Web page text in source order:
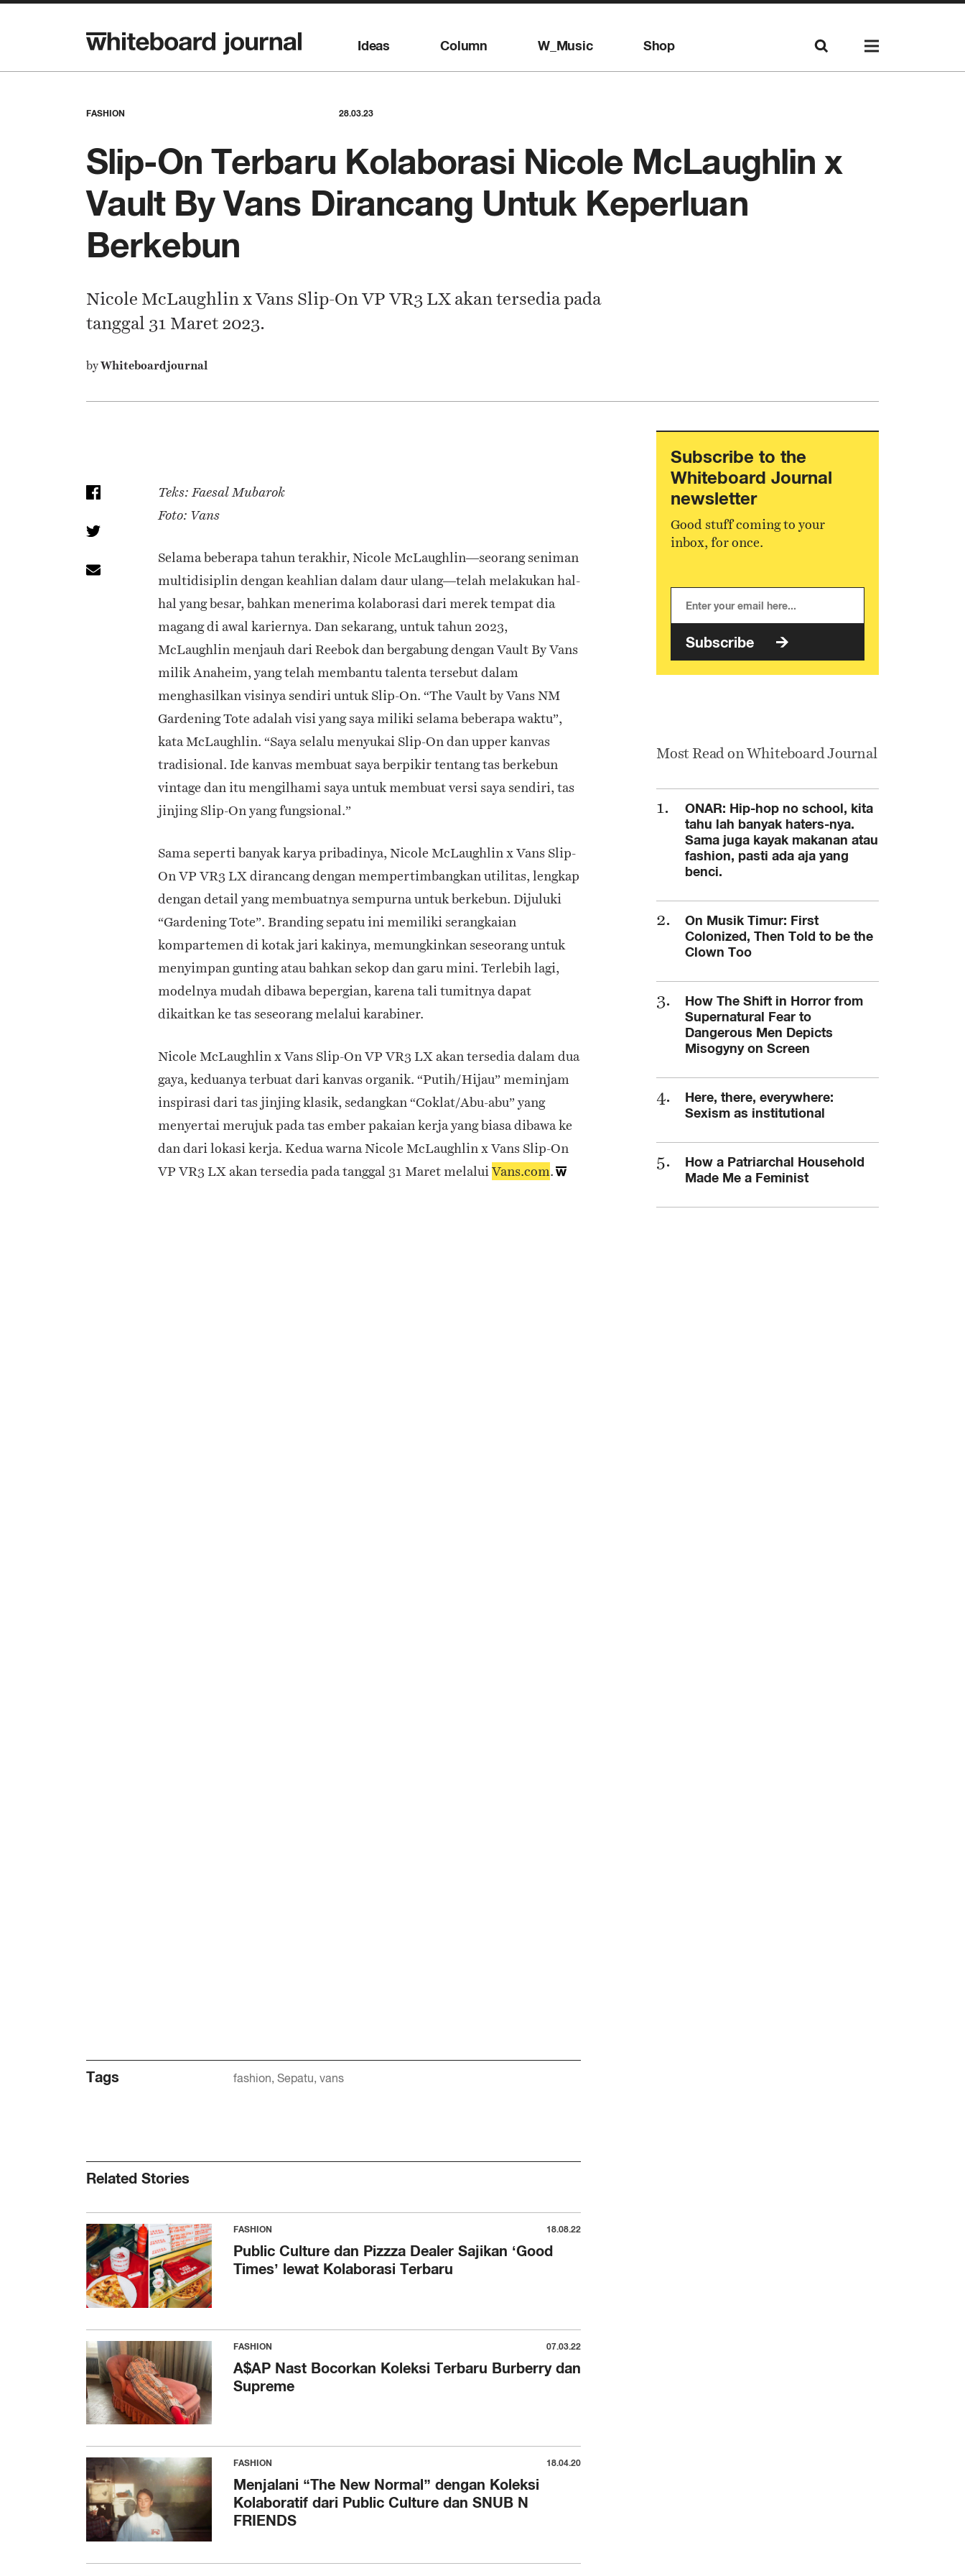
Ideas Column W_Music Shop
FASHION 28.03.23
Slip-On Terbaru Kolaborasi Nicole McLaughlin x
Vault By Vans Dirancang Untuk Keperluan
Berkebun
Nicole McLaughlin x Vans Slip-On VP VR3 LX akan tersedia pada
tanggal 31 Maret 2023.
byWhiteboardjournal
Teks: Faesal Mubarok
Foto: Vans
Selama beberapa tahun terakhir, Nicole McLaughlin—seorang seniman
multidisiplin dengan keahlian dalam daur ulang—telah melakukan hal-
hal yang besar, bahkan menerima kolaborasi dari merek tempat dia
magang di awal kariernya. Dan sekarang, untuk tahun 2023,
McLaughlin menjauh dari Reebok dan bergabung dengan Vault By Vans
milik Anaheim, yang telah membantu talenta tersebut dalam
menghasilkan visinya sendiri untuk Slip-On. “The Vault by Vans NM
Gardening Tote adalah visi yang saya miliki selama beberapa waktu”,
kata McLaughlin. “Saya selalu menyukai Slip-On dan upper kanvas
tradisional. Ide kanvas membuat saya berpikir tentang tas berkebun
vintage dan itu mengilhami saya untuk membuat versi saya sendiri, tas
jinjing Slip-On yang fungsional.”
Sama seperti banyak karya pribadinya, Nicole McLaughlin x Vans Slip-
On VP VR3 LX dirancang dengan mempertimbangkan utilitas, lengkap
dengan detail yang membuatnya sempurna untuk berkebun. Dijuluki
“Gardening Tote”. Branding sepatu ini memiliki serangkaian
kompartemen di kotak jari kakinya, memungkinkan seseorang untuk
menyimpan gunting atau bahkan sekop dan garu mini. Terlebih lagi,
modelnya mudah dibawa bepergian, karena tali tumitnya dapat
dikaitkan ke tas seseorang melalui karabiner.
Nicole McLaughlin x Vans Slip-On VP VR3 LX akan tersedia dalam dua
gaya, keduanya terbuat dari kanvas organik. “Putih/Hijau” meminjam
inspirasi dari tas jinjing klasik, sedangkan “Coklat/Abu-abu” yang
menyertai merujuk pada tas ember pakaian kerja yang biasa dibawa ke
dan dari lokasi kerja. Kedua warna Nicole McLaughlin x Vans Slip-On
VP VR3 LX akan tersedia pada tanggal 31 Maret melaluiVans.com.
Tags fashion Sepatu vans
Related Stories
FASHION 18.08.22
Public Culture dan Pizzza Dealer Sajikan ‘Good
Times’ lewat Kolaborasi Terbaru
FASHION 07.03.22
A$AP Nast Bocorkan Koleksi Terbaru Burberry dan
Supreme
FASHION 18.04.20
Menjalani “The New Normal” dengan Koleksi
Kolaboratif dari Public Culture dan SNUB N
FRIENDS
Subscribe to the
Whiteboard Journal
newsletter
Good stuff coming to your
inbox, for once.
Subscribe
Most Read on Whiteboard Journal
ONAR: Hip-hop no school, kita
tahu lah banyak haters-nya.
Sama juga kayak makanan atau
fashion, pasti ada aja yang
benci.
On Musik Timur: First
Colonized, Then Told to be the
Clown Too
How The Shift in Horror from
Supernatural Fear to
Dangerous Men Depicts
Misogyny on Screen
Here, there, everywhere:
Sexism as institutional
How a Patriarchal Household
Made Me a Feminist